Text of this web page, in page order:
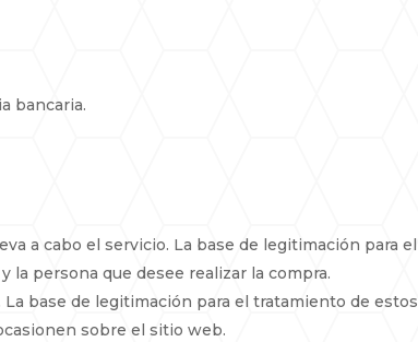
bancaria.
a cabo el servicio. La base de legitimación para el
persona que desee realizar la compra.
base de legitimación para el tratamiento de estos
sobre el sitio web.